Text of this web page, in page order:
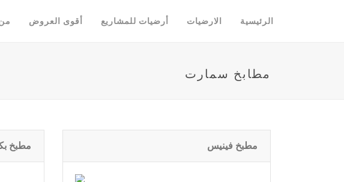
الرئيسية الارضيات أرضيات للمشاريع أقوى العروض
مطابخ سمارت
مطبخ فينيس مطبخ